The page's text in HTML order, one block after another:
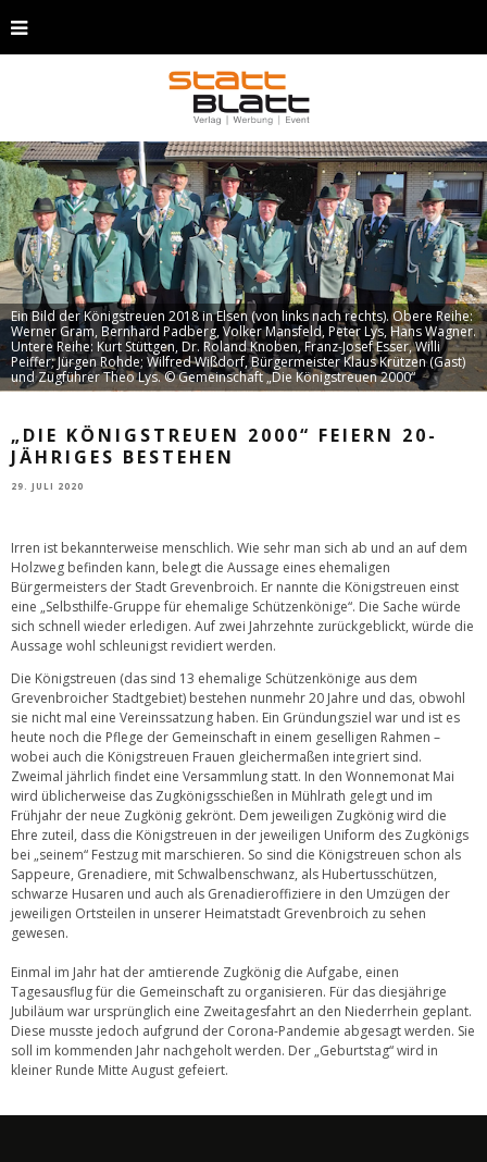
Ein Bild der Königstreuen 2018 in Elsen (von links nach rechts). Obere Reihe:
Werner Gram, Bernhard Padberg, Volker Mansfeld, Peter Lys, Hans Wagner.
Untere Reihe: Kurt Stüttgen, Dr. Roland Knoben, Franz-Josef Esser, Willi
Peiffer; Jürgen Rohde; Wilfred Wißdorf, Bürgermeister Klaus Krützen (Gast)
und Zugführer Theo Lys. © Gemeinschaft „Die Königstreuen 2000“
„DIE KÖNIGSTREUEN 2000“ FEIERN 20-
JÄHRIGES BESTEHEN
29. JULI 2020
Irren ist bekannterweise menschlich. Wie sehr man sich ab und an auf dem
Holzweg befinden kann, belegt die Aussage eines ehemaligen
Bürgermeisters der Stadt Grevenbroich. Er nannte die Königstreuen einst
eine „Selbsthilfe-Gruppe für ehemalige Schützenkönige“. Die Sache würde
sich schnell wieder erledigen. Auf zwei Jahrzehnte zurückgeblickt, würde die
Aussage wohl schleunigst revidiert werden.
Die Königstreuen (das sind 13 ehemalige Schützenkönige aus dem
Grevenbroicher Stadtgebiet) bestehen nunmehr 20 Jahre und das, obwohl
sie nicht mal eine Vereinssatzung haben. Ein Gründungsziel war und ist es
heute noch die Pflege der Gemeinschaft in einem geselligen Rahmen –
wobei auch die Königstreuen Frauen gleichermaßen integriert sind.
Zweimal jährlich findet eine Versammlung statt. In den Wonnemonat Mai
wird üblicherweise das Zugkönigsschießen in Mühlrath gelegt und im
Frühjahr der neue Zugkönig gekrönt. Dem jeweiligen Zugkönig wird die
Ehre zuteil, dass die Königstreuen in der jeweiligen Uniform des Zugkönigs
bei „seinem“ Festzug mit marschieren. So sind die Königstreuen schon als
Sappeure, Grenadiere, mit Schwalbenschwanz, als Hubertusschützen,
schwarze Husaren und auch als Grenadieroffiziere in den Umzügen der
jeweiligen Ortsteilen in unserer Heimatstadt Grevenbroich zu sehen
gewesen.
Einmal im Jahr hat der amtierende Zugkönig die Aufgabe, einen
Tagesausflug für die Gemeinschaft zu organisieren. Für das diesjährige
Jubiläum war ursprünglich eine Zweitagesfahrt an den Niederrhein geplant.
Diese musste jedoch aufgrund der Corona-Pandemie abgesagt werden. Sie
soll im kommenden Jahr nachgeholt werden. Der „Geburtstag“ wird in
kleiner Runde Mitte August gefeiert.